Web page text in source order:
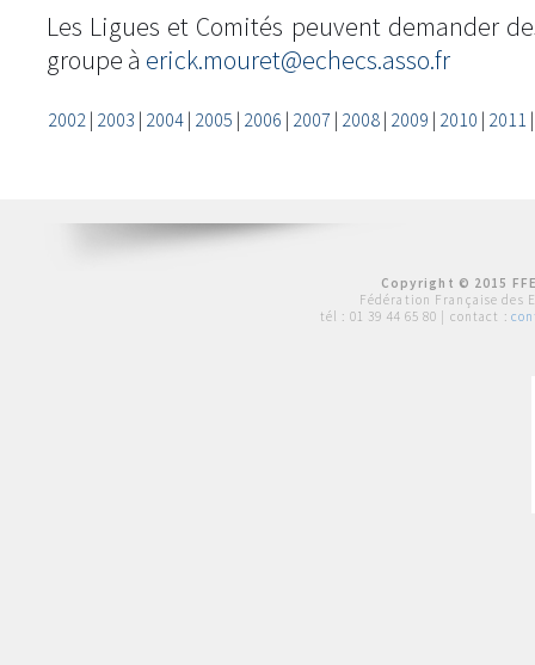
Les Ligues et Comités peuvent demander
groupe à erick.mouret@echecs.asso.fr
2002| 2003 | 2004| 2005 | 2006 | 2007 | 2008| 2009 | 2010 | 2011
Copyright © 2015
Fédération Française des
tél : 01 39 44 65 80 | contact :